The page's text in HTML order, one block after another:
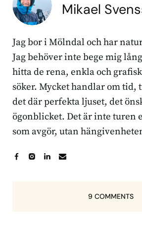
Mikael
Jag bor i Mölndal och har
Jag behöver inte bege mig
hitta de rena, enkla och
söker. Mycket handlar om tid,
det där perfekta ljuset, det
ögonblicket. Det är inte turen
som avgör, utan
9 COMMENTS